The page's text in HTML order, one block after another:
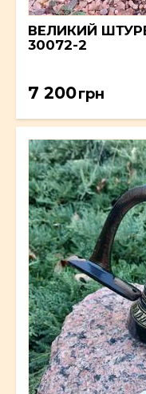
ВЕЛИКИЙ
30072-2
7 200грн